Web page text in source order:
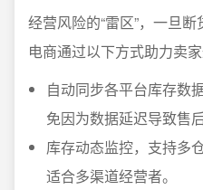
经营风险的“雷区”，一旦
电商通过以下方式助力卖家
自动同步各平台库存数
免因为数据延迟导致售
库存动态监控，支持多
适合多渠道经营者。